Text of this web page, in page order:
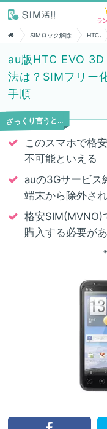
ラ
SIMロック解除 HTC
au版HTC EVO
法は？SIMフリー
手順
ざっくり言うと…
このスマホで格
不可能といえる
auの3Gサービス
端末から除外さ
格安SIM(MVNO)
購入する必要が
ラ